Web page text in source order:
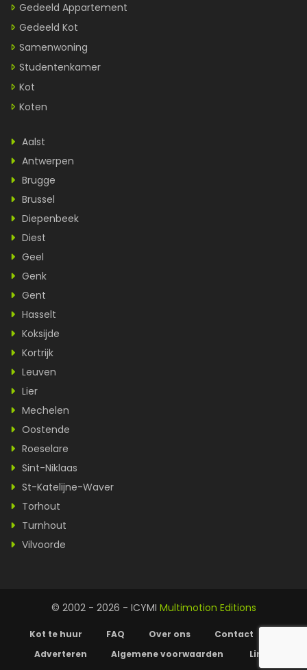
Gedeeld Appartement
Gedeeld Kot
Samenwoning
Studentenkamer
Kot
Koten
Aalst
Antwerpen
Brugge
Brussel
Diepenbeek
Diest
Geel
Genk
Gent
Hasselt
Koksijde
Kortrijk
Leuven
Lier
Mechelen
Oostende
Roeselare
Sint-Niklaas
St-Katelijne-Waver
Torhout
Turnhout
Vilvoorde
© 2002 - 2026 - ICYMI Multimotion Editions
Kot te huur FAQ Over ons
Contact
Adverteren
Algemene voorwaarden Links